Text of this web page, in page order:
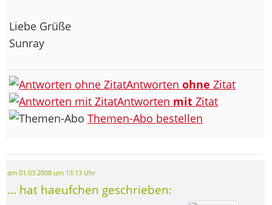
Liebe Grüße
Sunray
Antworten ohne Zitat
Antworten mit Zitat
Themen-Abo bestellen
am 01.03.2008 um 13:13 Uhr
... hat haeufchen geschrieben: